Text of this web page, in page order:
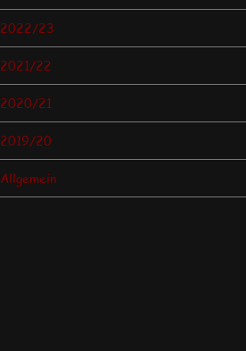
2022/23
2021/22
2020/21
2019/20
Allgemein